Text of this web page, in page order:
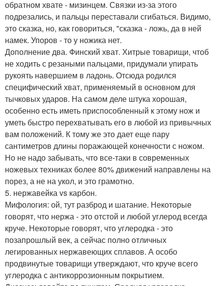
обратном хвате - мизинцем. Связки из-за этого
подрезались, и пальцы переставали сгибаться. Видимо,
это сказка, но, как говориться, "сказка - ложь, да в ней
намек. Упоров - то у ножика нет.
Дополнение два. Финский хват. Хитрые товарищи, чтоб
не ходить с резаными пальцами, придумали упирать
рукоять навершием в ладонь. Отсюда родился
специфический хват, применяемый в основном для
тычковых ударов. На самом деле штука хорошая,
особенно есть иметь приспособленный к этому нож и
уметь быстро перехватывать его в любой из привычных
вам положений. К тому же это дает еще пару
сантиметров длины поражающей конечности с ножом.
Но не надо забывать, что все-таки в современных
ножевых техниках более 80% движений направлены на
порез, а не на укол, и это грамотно.
5. нержавейка vs карбон.
Мифология: ой, тут разброд и шатание. Некоторые
говорят, что нержа - это отстой и любой углерод всегда
круче. Некоторые говорят, что углеродка - это
позапрошлый век, а сейчас полно отличных
легированных нержавеющих сплавов. А особо
продвинутые товарищи утверждают, что круче всего
углеродка с антикоррозионным покрытием.